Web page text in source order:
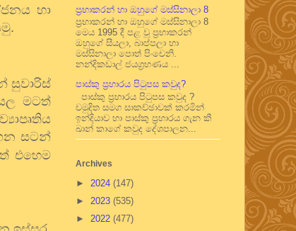
හා
සුවාරිස්
මටත්
සටන්
එහෙම
ප්‍රභාකරන් හා ඔහුගේ මස්සිනාලා 8
ප්‍රභාකරන් හා ඔහුගේ මස්සිනාලා 8
මෙය 1995 දී පළ වූ ප්‍රභාකරන්
ඔහුගේ සීයලා, බාප්පලා හා
මස්සිනාලා පොත් පිංචෙනි.
නන්දිකඩාල් ජයග්‍රහණය ...
පාස්කු ප්‍රහාරය පිටුපස කවුද?
පාස්කු ප්‍රහාරය පිටුපස කවුද ?
චමුදිත සමග සාකච්ඡාවක් කරමින්
ඉන්දියාව හා පාස්කු ප්‍රහාරය ගැන කී
ඛාන් කාගේ කවුද දේශපාලන...
Archives
► 2024 (147)
► 2023 (535)
► 2022 (477)